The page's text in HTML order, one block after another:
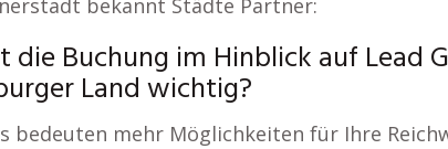
bekannt Städte Partner:
die Buchung im Hinblick auf Lead
Land wichtig?
bedeuten mehr Möglichkeiten für Ihre